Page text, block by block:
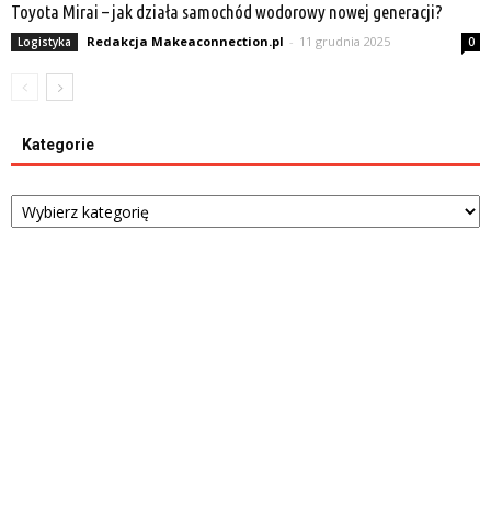
Toyota Mirai – jak działa samochód wodorowy nowej generacji?
Logistyka Redakcja Makeaconnection.pl - 11 grudnia 2025 0
Kategorie
Kategorie